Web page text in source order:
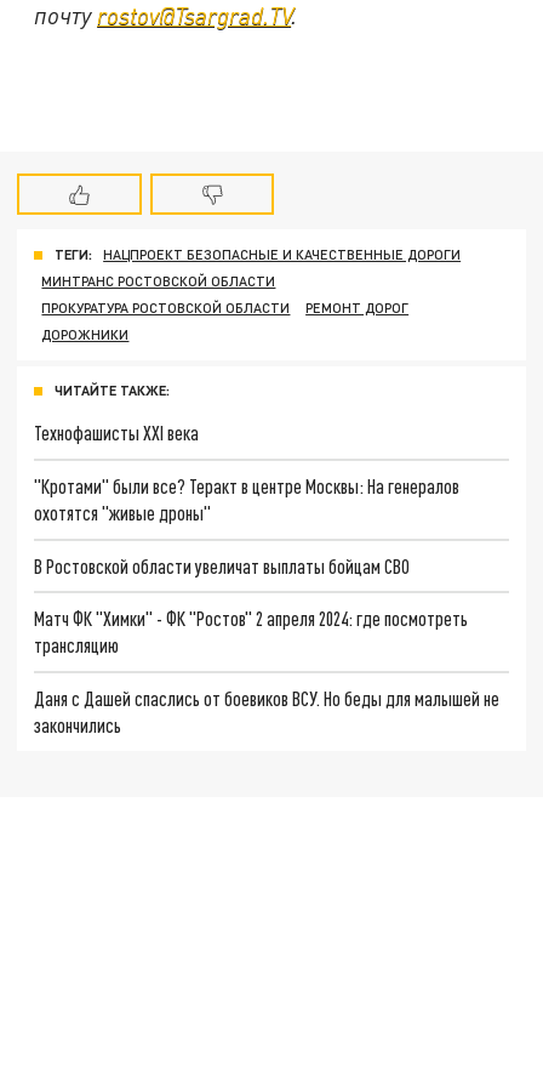
почту rostov@Tsargrad.ТV.
ТЕГИ:
НАЦПРОЕКТ БЕЗОПАСНЫЕ И КАЧЕСТВЕННЫЕ ДОРОГИ
МИНТРАНС РОСТОВСКОЙ ОБЛАСТИ
ПРОКУРАТУРА РОСТОВСКОЙ ОБЛАСТИ
РЕМОНТ ДОРОГ
ДОРОЖНИКИ
ЧИТАЙТЕ ТАКЖЕ:
Технофашисты XXI века
"Кротами" были все? Теракт в центре Москвы: На генералов
охотятся "живые дроны"
В Ростовской области увеличат выплаты бойцам СВО
Матч ФК "Химки" - ФК "Ростов" 2 апреля 2024: где посмотреть
трансляцию
Даня с Дашей спаслись от боевиков ВСУ. Но беды для малышей не
закончились